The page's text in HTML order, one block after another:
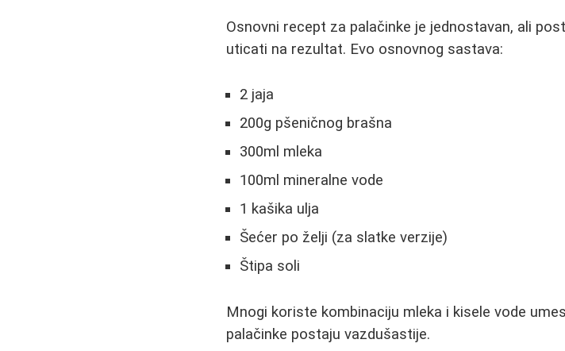
Osnovni recept za palačinke je jednostavan, ali
uticati na rezultat. Evo osnovnog sastava:
2 jaja
200g pšeničnog brašna
300ml mleka
100ml mineralne vode
1 kašika ulja
Šećer po želji (za slatke verzije)
Štipa soli
Mnogi koriste kombinaciju mleka i kisele vode
palačinke postaju vazdušastije.